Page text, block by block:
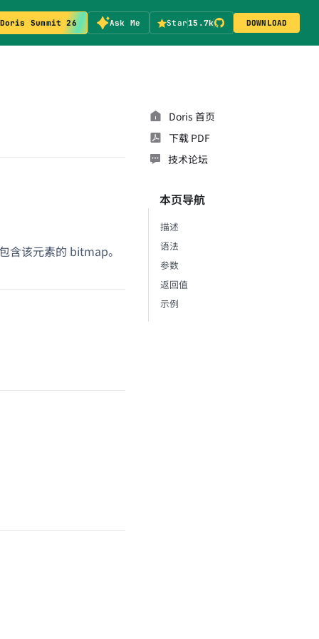
Doris Summit 26 Ask Me Star15.7k DOWNLOAD
含该元素的 bitmap。
Doris 首页
下载 PDF
技术论坛
本页导航
描述
语法
参数
返回值
示例